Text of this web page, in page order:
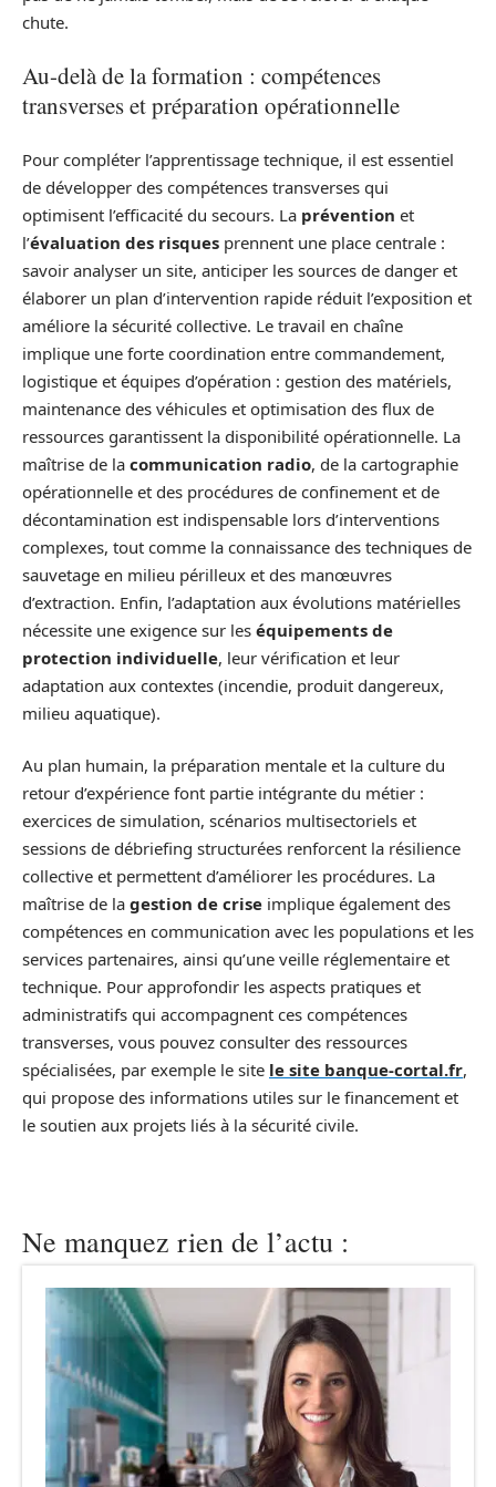
chute.
Au-delà de la formation : compétences
transverses et préparation opérationnelle
Pour compléter l’apprentissage technique, il est essentiel
de développer des compétences transverses qui
optimisent l’efficacité du secours. La prévention et
l’évaluation des risques prennent une place centrale :
savoir analyser un site, anticiper les sources de danger et
élaborer un plan d’intervention rapide réduit l’exposition et
améliore la sécurité collective. Le travail en chaîne
implique une forte coordination entre commandement,
logistique et équipes d’opération : gestion des matériels,
maintenance des véhicules et optimisation des flux de
ressources garantissent la disponibilité opérationnelle. La
maîtrise de la communication radio, de la cartographie
opérationnelle et des procédures de confinement et de
décontamination est indispensable lors d’interventions
complexes, tout comme la connaissance des techniques de
sauvetage en milieu périlleux et des manœuvres
d’extraction. Enfin, l’adaptation aux évolutions matérielles
nécessite une exigence sur les équipements de
protection individuelle, leur vérification et leur
adaptation aux contextes (incendie, produit dangereux,
milieu aquatique).
Au plan humain, la préparation mentale et la culture du
retour d’expérience font partie intégrante du métier :
exercices de simulation, scénarios multisectoriels et
sessions de débriefing structurées renforcent la résilience
collective et permettent d’améliorer les procédures. La
maîtrise de la gestion de crise implique également des
compétences en communication avec les populations et les
services partenaires, ainsi qu’une veille réglementaire et
technique. Pour approfondir les aspects pratiques et
administratifs qui accompagnent ces compétences
transverses, vous pouvez consulter des ressources
spécialisées, par exemple le site le site banque-cortal.fr,
qui propose des informations utiles sur le financement et
le soutien aux projets liés à la sécurité civile.
Ne manquez rien de l’actu :